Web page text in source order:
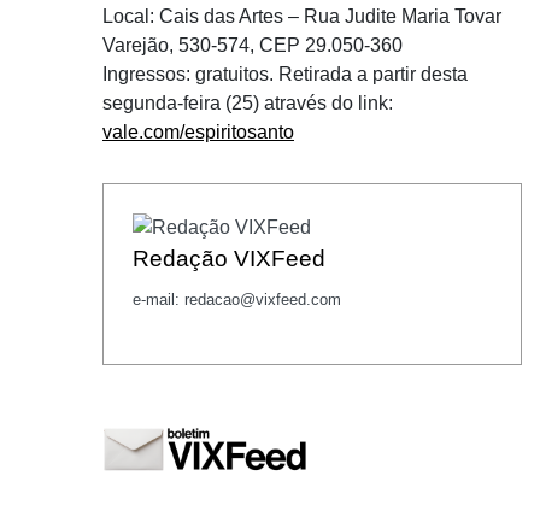
Local: Cais das Artes – Rua Judite Maria Tovar
Varejão, 530-574, CEP 29.050-360
Ingressos: gratuitos. Retirada a partir desta
segunda-feira (25) através do link:
vale.com/espiritosanto
Redação VIXFeed
e-mail: redacao@vixfeed.com